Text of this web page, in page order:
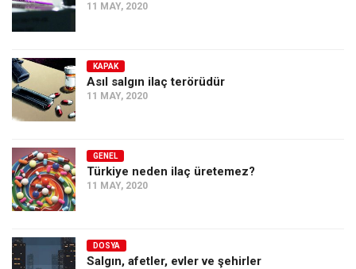
11 MAY, 2020
KAPAK
Asıl salgın ilaç terörüdür
11 MAY, 2020
GENEL
Türkiye neden ilaç üretemez?
11 MAY, 2020
DOSYA
Salgın, afetler, evler ve şehirler